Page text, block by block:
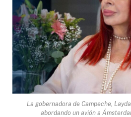
La gobernadora de Campeche,
abordando un avión a